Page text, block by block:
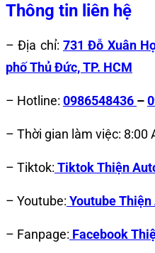
Thông tin liên hệ
– Địa chỉ: 731 Đỗ Xuân
phố Thủ Đức, TP. HCM
– Hotline: 0986548436 –
– Thời gian làm việc: 8:00
– Tiktok: Tiktok Thiện
– Youtube: Youtube Thiện
– Fanpage: Facebook